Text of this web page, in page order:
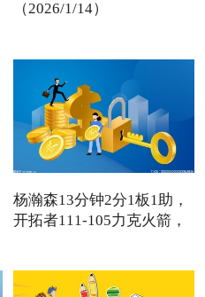
（2026/1/14）
杨瀚森13分钟2分1板1助，
开拓者111-105力克火箭，